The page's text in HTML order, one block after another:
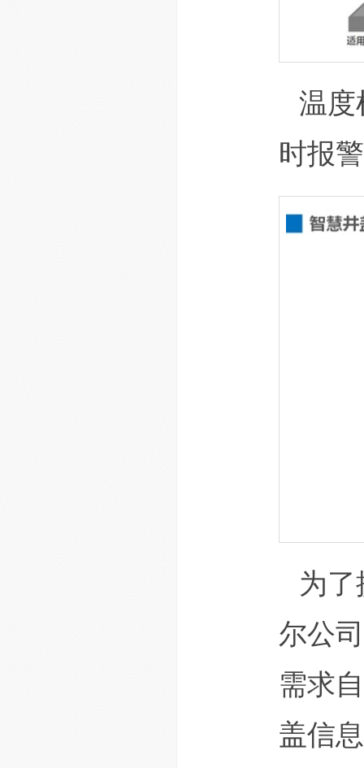
温度
时报
为
尔公
需求
盖信